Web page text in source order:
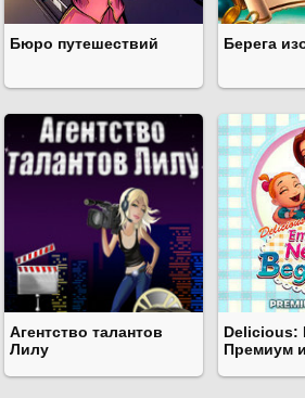
Бюро путешествий Берега
Агентство талантов
Лилу
Delicious:
Премиум